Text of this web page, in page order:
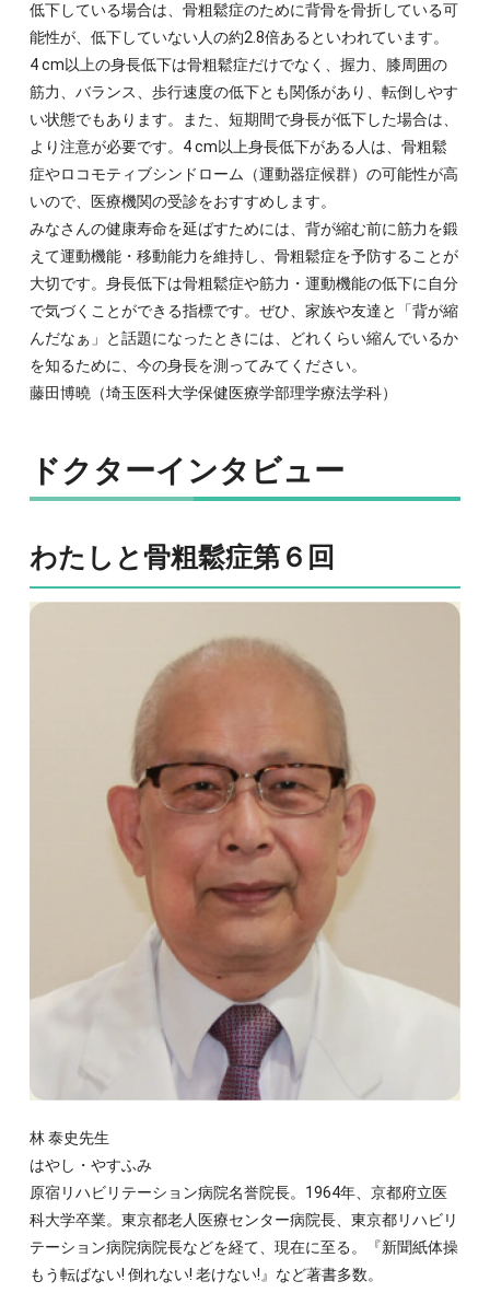
低下している場合は、骨粗鬆症のために背骨を骨折している可
能性が、低下していない人の約2.8倍あるといわれています。
4 cm以上の身長低下は骨粗鬆症だけでなく、握力、膝周囲の
筋力、バランス、歩行速度の低下とも関係があり、転倒しやす
い状態でもあります。また、短期間で身長が低下した場合は、
より注意が必要です。4 cm以上身長低下がある人は、骨粗鬆
症やロコモティブシンドローム（運動器症候群）の可能性が高
いので、医療機関の受診をおすすめします。
みなさんの健康寿命を延ばすためには、背が縮む前に筋力を鍛
えて運動機能・移動能力を維持し、骨粗鬆症を予防することが
大切です。身長低下は骨粗鬆症や筋力・運動機能の低下に自分
で気づくことができる指標です。ぜひ、家族や友達と「背が縮
んだなぁ」と話題になったときには、どれくらい縮んでいるか
を知るために、今の身長を測ってみてください。
藤田博曉（埼玉医科大学保健医療学部理学療法学科）
ドクターインタビュー
わたしと骨粗鬆症第６回
林 泰史先生
はやし・やすふみ
原宿リハビリテーション病院名誉院長。1964年、京都府立医
科大学卒業。東京都老人医療センター病院長、東京都リハビリ
テーション病院病院長などを経て、現在に至る。『新聞紙体操
もう転ばない! 倒れない! 老けない!』など著書多数。